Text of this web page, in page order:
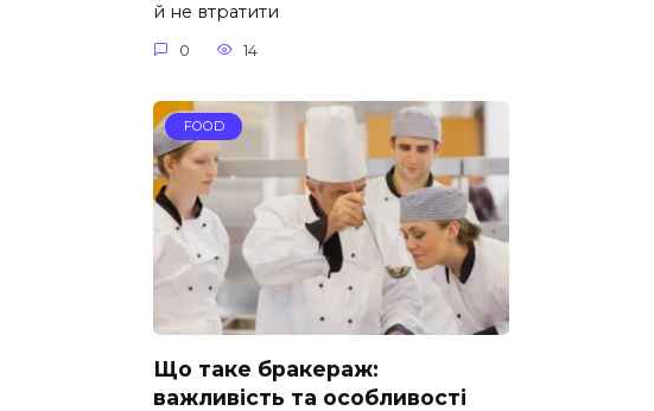
й не втратити
0 14
FOOD
Що таке бракераж:
важливість та особливості